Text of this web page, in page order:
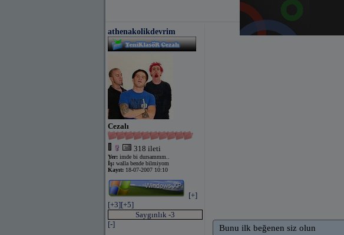
athenakolikdevrim
Cezalı
318 ileti
Yer: imde bi dursammm..
İş: walla bende bilmiyom
Kayıt: 18-07-2007 10:10
[+]
[+3][+5]
Saygınlık -3
[-]
Bunu ilk beğenen siz olun